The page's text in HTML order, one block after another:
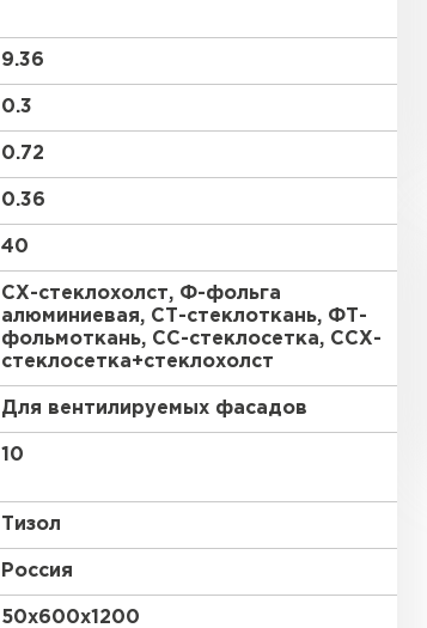
9.36
0.3
0.72
0.36
40
СХ-стеклохолст, Ф-фольга
алюминиевая, СТ-стеклоткань, ФТ-
фольмоткань, СС-стеклосетка, ССХ-
стеклосетка+стеклохолст
Для вентилируемых фасадов
10
Тизол
Россия
50х600х1200